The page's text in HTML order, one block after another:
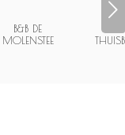
B&B DE
MOLENSTEE